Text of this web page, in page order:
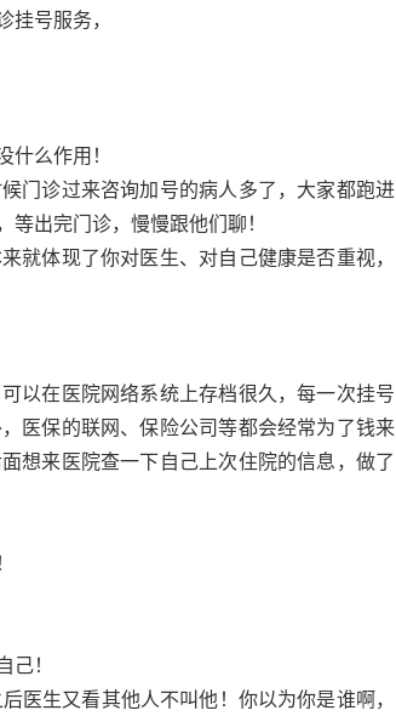
挂号服务，
什么作用！
门诊过来咨询加号的病人多了，大家都跑进
出完门诊，慢慢跟他们聊！
就体现了你对医生、对自己健康是否重视，
以在医院网络系统上存档很久，每一次挂号
医保的联网、保险公司等都会经常为了钱来
想来医院查一下自己上次住院的信息，做了
己！
医生又看其他人不叫他！你以为你是谁啊，